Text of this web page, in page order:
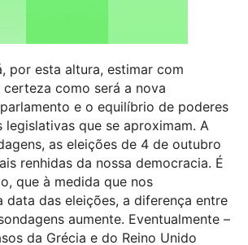
por esta altura, estimar com
como será a nova
e o equilíbrio de poderes
legislativas que se aproximam. A
as eleições de 4 de outubro
renhidas da nossa democracia. É
que à medida que nos
data das eleições, a diferença entre
aumente. Eventualmente –
da Grécia e do Reino Unido